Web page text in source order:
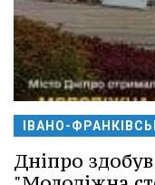
ІВАНО-
Дніпро